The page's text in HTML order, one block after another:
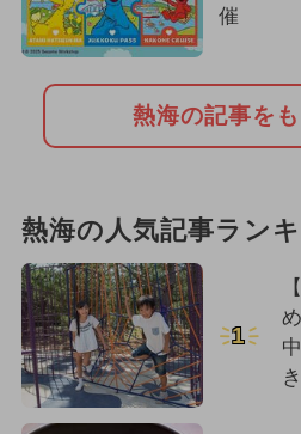
催
熱海の記事を
熱海の人気記事ラン
1